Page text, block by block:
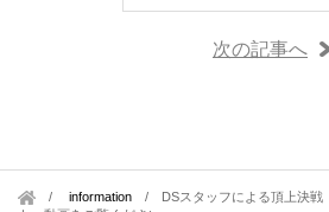
次の記事へ
information / DSスタッフによる頂上決戦